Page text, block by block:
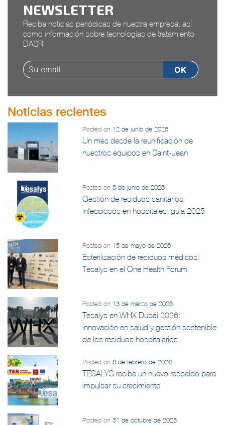
NEWSLETTER
Reciba noticias periódicas de nuestra empresa, así
como información sobre tecnologías de tratamiento
DASRI
Noticias recientes
Posted on 12 de junio de 2026
Un mes desde la reunificación de
nuestros equipos en Saint-Jean
Posted on8 de junio de 2026
Gestión de residuos sanitarios
infecciosos en hospitales: guía 2025
Posted on 15 de mayo de 2026
Esterilización de residuos médicos:
Tesalys en el One Health Forum
Posted on 13 de marzo de 2026
Tesalys en WHX Dubái 2026:
innovación en salud y gestión sostenible
de los residuos hospitalarios
Posted on6 de febrero de 2026
TESALYS recibe un nuevo respaldo para
impulsar su crecimiento
Posted on31 de octubre de 2025